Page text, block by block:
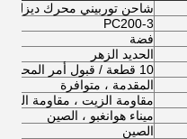
شاحن توربيني محرك ديزل
PC200-3
فضة
الحديد الزهر
10 قطعة / قبول أمر المحاكمة
المقدمة ، متوافرة
مقاومة الزيت ، مقاومة
ميناء هوانغبو ، الصين
الصين